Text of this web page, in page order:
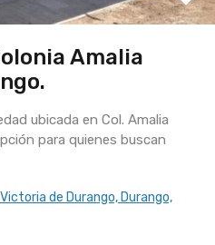
Amalia
ubicada en Col. Amalia
para quienes buscan
de Durango, Durango,